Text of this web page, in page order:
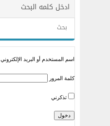
ادخل كلمه البحث
اسم المستخدم أو البريد الإلكتروني
كلمة المرور
تذكرني